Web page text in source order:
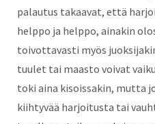
palautus takaavat, että
helppo ja helppo, ainakin
toivottavasti myös
tuulet tai maasto voivat
toki aina kisoissakin, mutta
kiihtyvää harjoitusta tai